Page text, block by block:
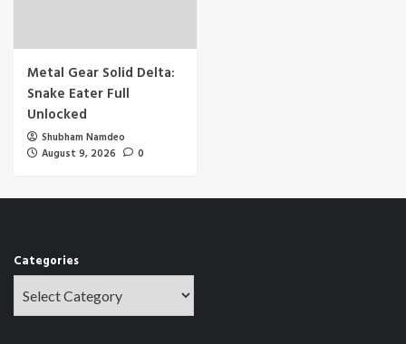
Metal Gear Solid Delta:
Snake Eater Full
Unlocked
Shubham Namdeo
August 9, 2026
0
Categories